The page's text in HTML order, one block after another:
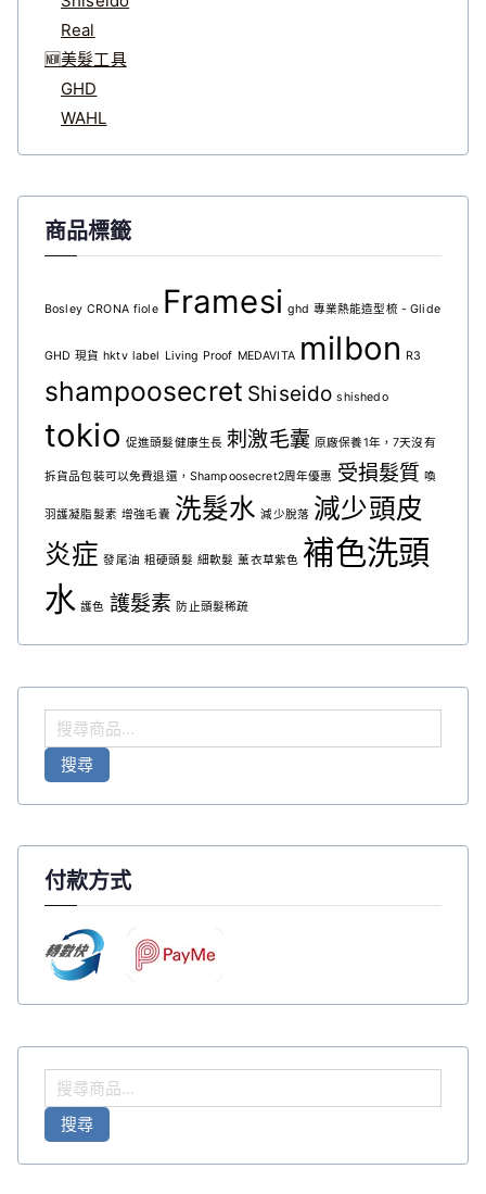
Real
🆕美髮工具
GHD
WAHL
商品標籤
Bosley CRONA fiole Framesi ghd 專業熱能造型梳 - Glide
GHD 現貨 hktv label Living Proof MEDAVITA milbon R3
shampoosecret Shiseido shishedo
tokio 促進頭髮健康生長 刺激毛囊 原廠保養1年，7天沒有
拆貨品包裝可以免費退還，Shampoosecret2周年優惠 受損髮質 喚
羽護凝脂髮素 增強毛囊 洗髮水 減少脫落 減少頭皮
炎症 發尾油 粗硬頭髮 細軟髮 薰衣草紫色 補色洗頭
水 護色 護髮素 防止頭髮稀疏
搜
尋
搜尋
付款方式
搜
尋
搜尋